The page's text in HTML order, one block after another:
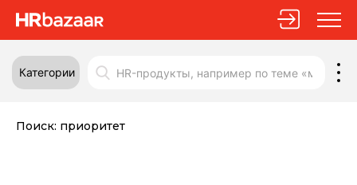
Категории
Поиск: приоритет